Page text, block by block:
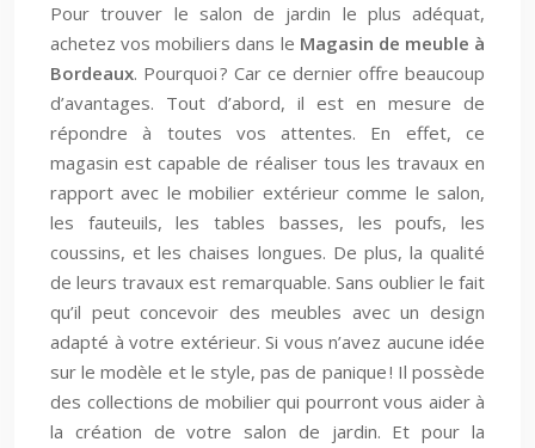
Pour trouver le salon de jardin le plus adéquat,
achetez vos mobiliers dans le Magasin de meuble à
Bordeaux. Pourquoi ? Car ce dernier offre beaucoup
d’avantages. Tout d’abord, il est en mesure de
répondre à toutes vos attentes. En effet, ce
magasin est capable de réaliser tous les travaux en
rapport avec le mobilier extérieur comme le salon,
les fauteuils, les tables basses, les poufs, les
coussins, et les chaises longues. De plus, la qualité
de leurs travaux est remarquable. Sans oublier le fait
qu’il peut concevoir des meubles avec un design
adapté à votre extérieur. Si vous n’avez aucune idée
sur le modèle et le style, pas de panique ! Il possède
des collections de mobilier qui pourront vous aider à
la création de votre salon de jardin. Et pour la